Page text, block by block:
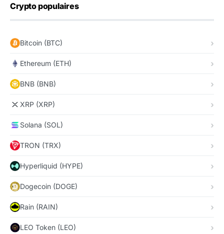
Crypto populaires
Bitcoin (BTC)
Ethereum (ETH)
BNB (BNB)
XRP (XRP)
Solana (SOL)
TRON (TRX)
Hyperliquid (HYPE)
Dogecoin (DOGE)
Rain (RAIN)
LEO Token (LEO)